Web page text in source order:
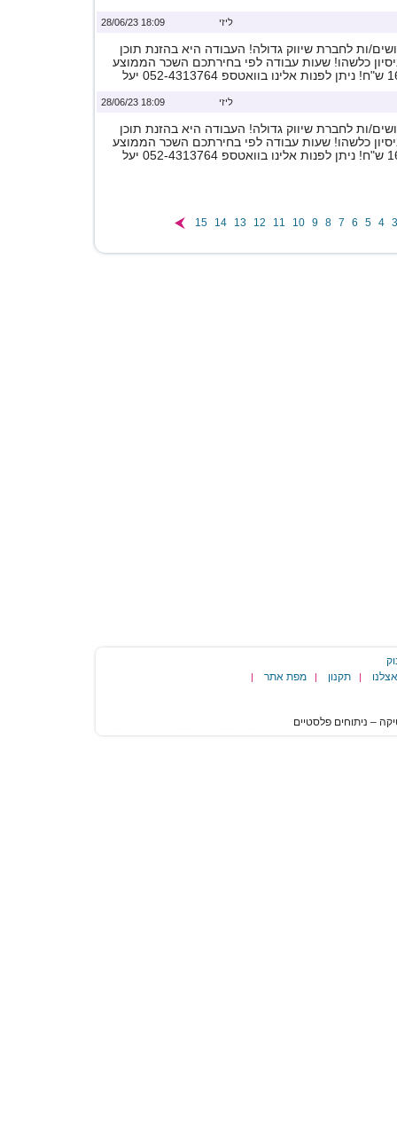
18:09 28/06/23 ליזי
ות לחברת שיווק גדולה! העבודה היא בהזנת תוכן
כלשהו! שעות עבודה לפי בחירתכם השכר הממוצע
18:09 28/06/23 ליזי
ות לחברת שיווק גדולה! העבודה היא בהזנת תוכן
כלשהו! שעות עבודה לפי בחירתכם השכר הממוצע
3
4
5
6
7
8
9
10
11
12
13
14
15
| תקנון | מפת אתר |